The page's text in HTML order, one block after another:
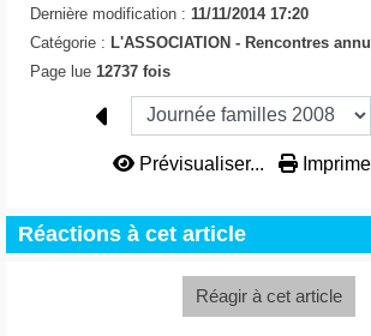
Dernière modification : 11/11/2014 17:20
Catégorie : L'ASSOCIATION - Rencontres
Page lue 12737 fois
Prévisualiser...
Réactions à cet article
Réagir à cet article